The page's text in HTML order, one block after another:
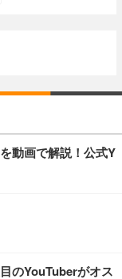
動画で解説！公式Y
のYouTuberがオス